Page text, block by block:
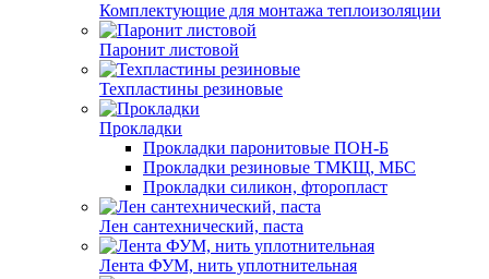
Комплектующие для монтажа теплоизоляции
Паронит листовой
Техпластины резиновые
Прокладки
Прокладки паронитовые ПОН-Б
Прокладки резиновые ТМКЩ, МБС
Прокладки силикон, фторопласт
Лен сантехнический, паста
Лента ФУМ, нить уплотнительная